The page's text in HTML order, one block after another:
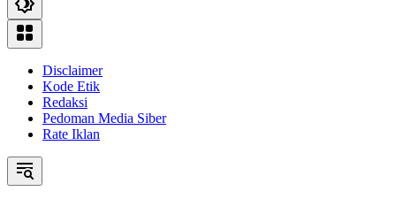
Disclaimer
Kode Etik
Redaksi
Pedoman Media Siber
Rate Iklan